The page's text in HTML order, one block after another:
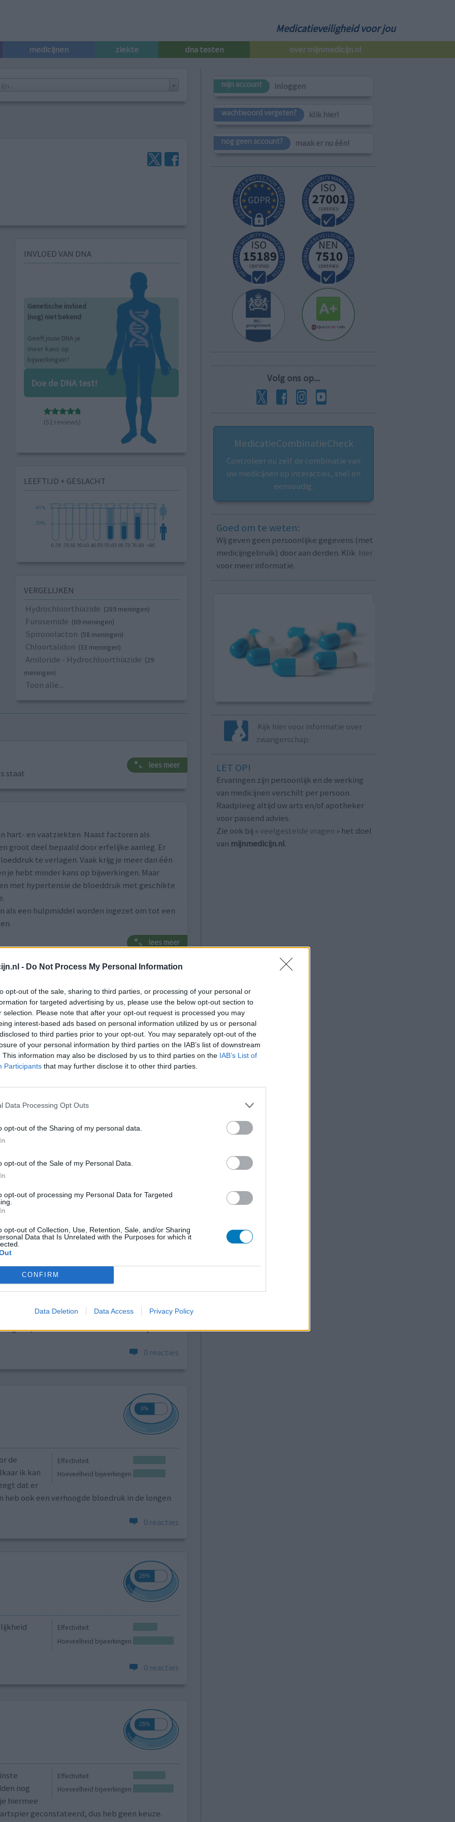
- Do Not Process My Personal Information
opt-out of the sale, sharing to third parties, or processing of your personal or
for targeted advertising by us, please use the below opt-out section to
selection. Please note that after your opt-out request is processed you may
interest-based ads based on personal information utilized by us or personal
to third parties prior to your opt-out. You may separately opt-out of the
of your personal information by third parties on the IAB’s list of downstream
This information may also be disclosed by us to third parties on the IAB’s List of
Participants that may further disclose it to other third parties.
Data Processing Opt Outs
opt-out of the Sharing of my personal data.
opt-out of the Sale of my Personal Data.
opt-out of processing my Personal Data for Targeted
opt-out of Collection, Use, Retention, Sale, and/or Sharing
Data that Is Unrelated with the Purposes for which it
CONFIRM
Data Deletion Data Access Privacy Policy
Medicatieveiligheid voor jou
medicijnen ziekte dna testen over mijnmedicijn.nl
INVLOED VAN DNA
Genetische invloed
(nog) niet bekend
Geeft jouw DNA je
meer kans op
bijwerkingen?
Doe de DNA test!
(52 reviews)
LEEFTIJD + GESLACHT
VERGELIJKEN
Hydrochloorthiazide (289 meningen)
Furosemide (69 meningen)
Spironolacton (58 meningen)
Chloortalidon (33 meningen)
Amiloride - Hydrochloorthiazide (29
meningen)
Toon alle...
staat
lees meer
hart- en vaatziekten. Naast factoren als
groot deel bepaald door erfelijke aanleg. Er
te verlagen. Vaak krijg je meer dan één
je hebt minder kans op bijwerkingen. Maar
met hypertensie de bloeddruk met geschikte
als een hulpmiddel worden ingezet om tot een
lees meer
2
Hoeveelheid bijwerkingen
geringe
mg is
lam. Dat
Een combinatie met hydrochloorthiazide is
Effectiviteit
Hoeveelheid bijwerkingen
van
dat ik s'nachts denk dat ik een hartaanval
goed, maar duurde ook maar een uurtje of 3.
0 reacties
Effectiviteit
Hoeveelheid bijwerkingen
de
ik kan
dat er
heb ook een verhoogde bloedruk in de longen
0 reacties
Effectiviteit
Hoeveelheid bijwerkingen
0 reacties
Effectiviteit
Hoeveelheid bijwerkingen
nog
hiermee
geconstateerd, dus heb geen keuze.
mijn account inloggen
wachtwoord vergeten? klik hier!
nog geen account? maak er nu één!
Volg ons op...
MedicatieCombinatieCheck
Controleer nu zelf de combinatie van
uw medicijnen op interacties, snel en
eenvoudig.
Goed om te weten:
Wij geven geen persoonlijke gegevens (met
medicijngebruik) door aan derden. Klik hier
voor meer informatie.
Kijk hier voor informatie over
zwangerschap.
LET OP!
Ervaringen zijn persoonlijk en de werking
van medicijnen verschilt per persoon.
Raadpleeg altijd uw arts en/of apotheker
voor passend advies.
Zie ook bij « veelgestelde vragen » het doel
van mijnmedicijn.nl.